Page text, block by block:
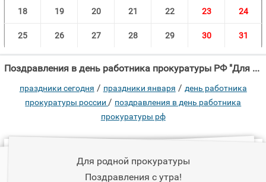
18 19 20 21 22 23 24
25 26 27 28 29 30 31
Поздравления в день работника прокуратуры РФ "Для родной прокуратуры Поздравления с утра!"
праздники сегодня / праздники января / день работника
прокуратуры россии / поздравления в день работника
прокуратуры рф
Для родной прокуратуры
Поздравления с утра!